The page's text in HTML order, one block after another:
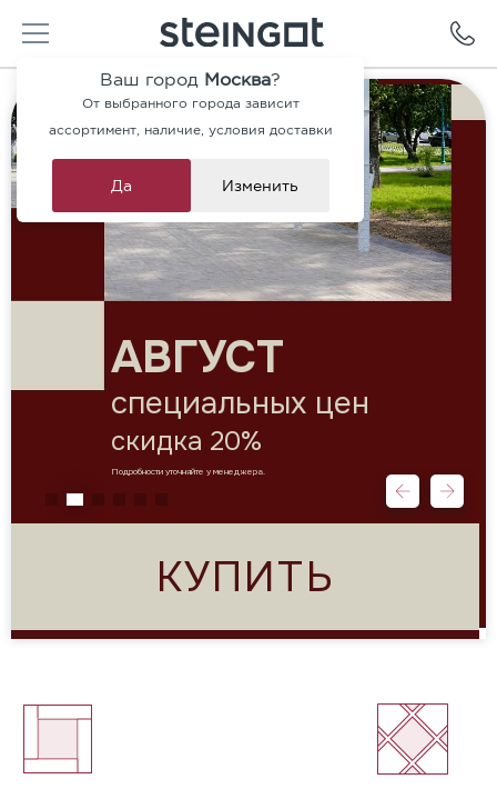
Ваш город Москва?
От выбранного города зависит
ассортимент, наличие, условия доставки
Да Изменить
АВГУСТ
специальных цен
скидка 20%
Подробности уточняйте у менеджера.
КУПИТЬ